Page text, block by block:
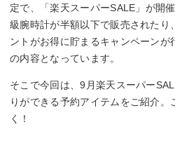
定で、「楽天スーパーSALE」が開
級腕時計が半額以下で販売されたり
ントがお得に貯まるキャンペーン
の内容となっています。
そこで今回は、9月楽天スーパー
りができる予約アイテムをご紹介
く！